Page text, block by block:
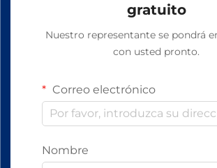
gratuito
Nuestro representante se pondrá
con usted pronto.
Correo electrónico
Nombre